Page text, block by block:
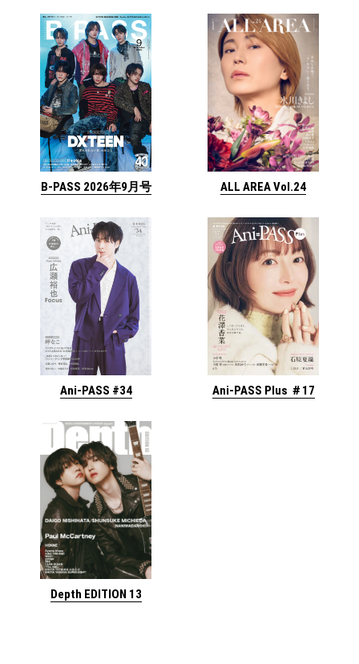
B-PASS 2026年9月号 ALL AREA Vol.24
Ani-PASS #34 Ani-PASS Plus ＃17
Depth EDITION 13